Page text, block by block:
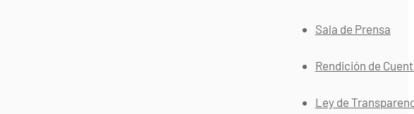
Sala de Prensa
Rendición de
Ley de